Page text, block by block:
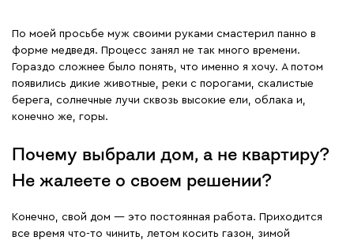
По моей просьбе муж своими руками смастерил панно в
форме медведя. Процесс занял не так много времени.
Гораздо сложнее было понять, что именно я хочу. А потом
появились дикие животные, реки с порогами, скалистые
берега, солнечные лучи сквозь высокие ели, облака и,
конечно же, горы.
Почему выбрали дом, а не квартиру?
Не жалеете о своем решении?
Конечно, свой дом — это постоянная работа. Приходится
все время что-то чинить, летом косить газон, зимой